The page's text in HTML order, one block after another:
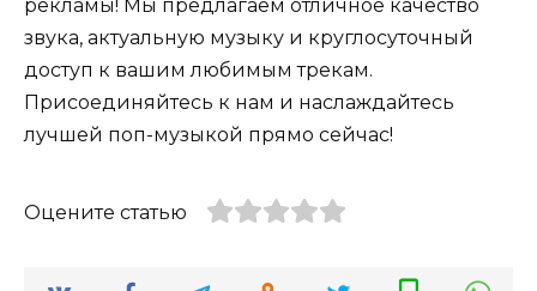
рекламы! Мы предлагаем отличное качество
звука, актуальную музыку и круглосуточный
доступ к вашим любимым трекам.
Присоединяйтесь к нам и наслаждайтесь
лучшей поп-музыкой прямо сейчас!
Оцените статью